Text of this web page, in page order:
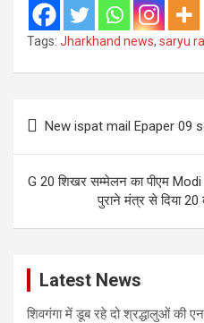
Tags: Jharkhand news, saryu
navigation
New ispat mail Epaper 09
G 20 शिखर सम्मेलन का पीएम Modi
पुराने मंत्र से दिया 20
Latest News
शिवगंगा में डूब रहे दो श्रद्धालुओं की